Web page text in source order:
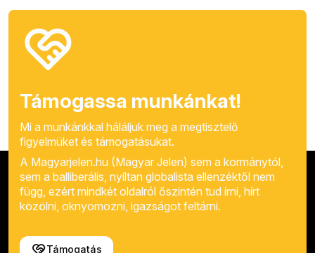
Támogassa munkánkat!
Mi a munkánkkal háláljuk meg a megtisztelő
figyelmüket és támogatásukat.
A Magyarjelen.hu (Magyar Jelen) sem a kormánytól,
sem a balliberális, nyíltan globalista ellenzéktől nem
függ, ezért mindkét oldalról őszintén tud írni, hírt
közölni, oknyomozni, igazságot feltárni.
Támogatás